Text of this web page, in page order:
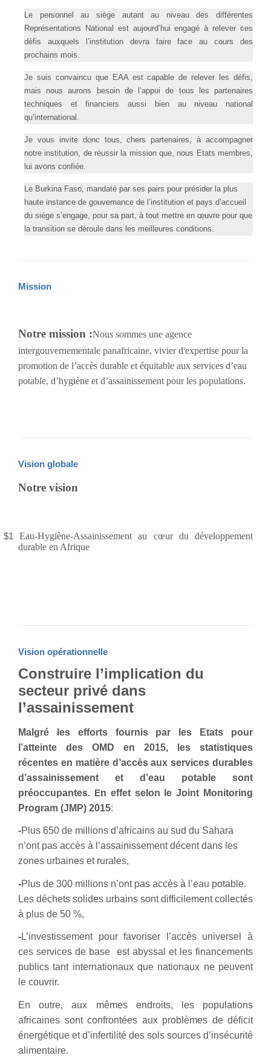
Le personnel au siège autant au niveau des différentes
Représentations National est aujourd’hui engagé à relever ces
défis auxquels l’institution devra faire face au cours des
prochains mois.
Je suis convaincu que EAA est capable de relever les défis,
mais nous aurons besoin de l’appui de tous les partenaires
techniques et financiers aussi bien au niveau national
qu’international.
Je vous invite donc tous, chers partenaires, à accompagner
notre institution, de réussir la mission que, nous Etats membres,
lui avons confiée.
Le Burkina Faso, mandaté par ses pairs pour présider la plus
haute instance de gouvernance de l’institution et pays d’accueil
du siège s’engage, pour sa part, à tout mettre en œuvre pour que
la transition se déroule dans les meilleures conditions.
Mission
Notre mission :Nous sommes une agence
intergouvernementale panafricaine, vivier d'expertise pour la
promotion de l’accès durable et équitable aux services d’eau
potable, d’hygiène et d’assainissement pour les populations.
Vision globale
Notre vision
$1
Eau-Hygiène-Assainissement au cœur du développement
durable en Afrique
Vision opérationnelle
Construire l’implication du
secteur privé dans
l’assainissement
Malgré les efforts fournis par les Etats pour
l’atteinte des OMD en 2015, l es statistiques
récentes en matière d’accès aux services durables
d’assainissement et d’eau potable sont
préoccupantes. En effet selon le Joint Monitoring
Program (JMP) 2015:
-Plus 650 de millions d’africains au sud du Sahara
n’ont pas accès à l’assainissement décent dans les
zones urbaines et rurales,
-P lus de 300 millions n’ont pas accès à l’eau potable.
Les déchets solides urbains sont difficilement collectés
à plus de 50 %,
-L’investissement pour favoriser l’accès universel à
ces services de base est abyssal et les financements
publics tant internationaux que nationaux ne peuvent
le couvrir.
En outre, aux mêmes endroits, les populations
africaines sont confrontées aux problèmes de déficit
énergétique et d’infertilité des sols sources d’insécurité
alimentaire.